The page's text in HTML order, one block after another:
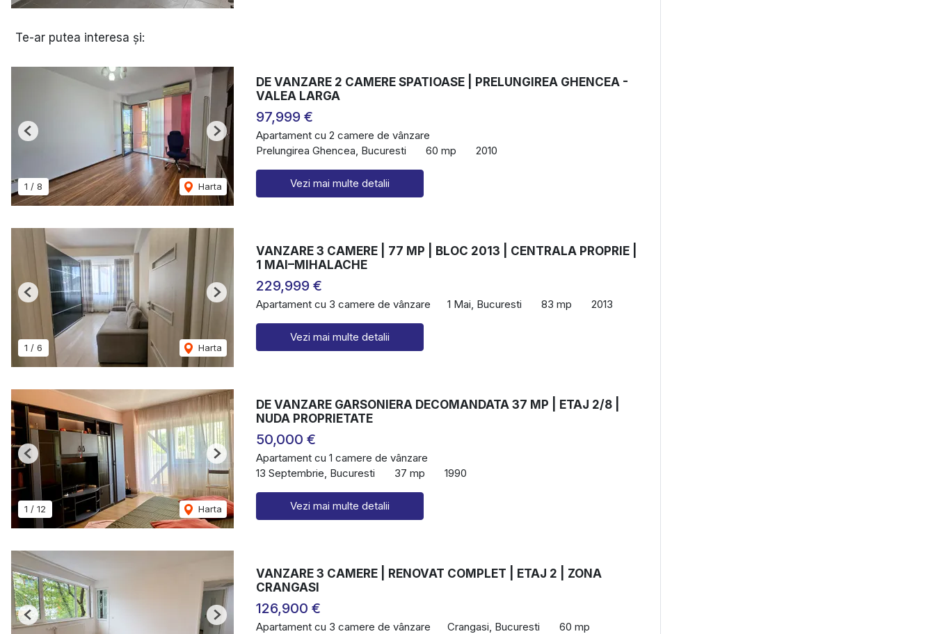
Te-ar putea interesa și:
1 / 8 Harta
Previous Next
DE VANZARE 2 CAMERE SPATIOASE | PRELUNGIREA GHENCEA -
VALEA LARGA
97,999 €
Apartament cu 2 camere de vânzare
Prelungirea Ghencea, Bucuresti
60 mp 2010
Vezi mai multe detalii
1 / 6 Harta
Previous Next
VANZARE 3 CAMERE | 77 MP | BLOC 2013 | CENTRALA PROPRIE |
1 MAI–MIHALACHE
229,999 €
Apartament cu 3 camere de vânzare 1 Mai, Bucuresti 83 mp 2013
Vezi mai multe detalii
1 / 12 Harta
Previous Next
DE VANZARE GARSONIERA DECOMANDATA 37 MP | ETAJ 2/8 |
NUDA PROPRIETATE
50,000 €
Apartament cu 1 camere de vânzare
13 Septembrie, Bucuresti
37 mp 1990
Vezi mai multe detalii
Previous Next
VANZARE 3 CAMERE | RENOVAT COMPLET | ETAJ 2 | ZONA
CRANGASI
126,900 €
Apartament cu 3 camere de vânzare Crangasi, Bucuresti 60 mp